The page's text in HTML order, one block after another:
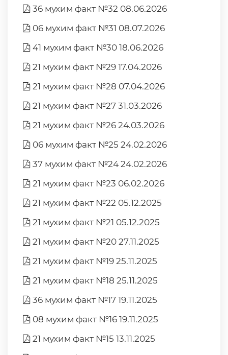
36 мухим факт №32 08.06.2026
06 мухим факт №31 08.07.2026
41 мухим факт №30 18.06.2026
21 мухим факт №29 17.04.2026
21 мухим факт №28 07.04.2026
21 мухим факт №27 31.03.2026
21 мухим факт №26 24.03.2026
06 мухим факт №25 24.02.2026
37 мухим факт №24 24.02.2026
21 мухим факт №23 06.02.2026
21 мухим факт №22 05.12.2025
21 мухим факт №21 05.12.2025
21 мухим факт №20 27.11.2025
21 мухим факт №19 25.11.2025
21 мухим факт №18 25.11.2025
36 мухим факт №17 19.11.2025
08 мухим факт №16 19.11.2025
21 мухим факт №15 13.11.2025